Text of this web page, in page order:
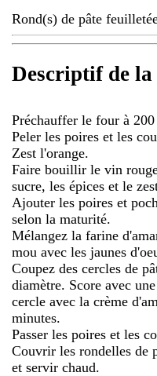
Rond(s) de pâte
Descriptif de la
Préchauffer le four à 200
Peler les poires et les
Zest l'orange.
Faire bouillir le vin
sucre, les épices et le
Ajouter les poires et
selon la maturité.
Mélangez la farine
mou avec les jaunes
Coupez des cercles de
diamètre. Score avec
cercle avec la crème
minutes.
Passer les poires et les
Couvrir les rondelles de
et servir chaud.